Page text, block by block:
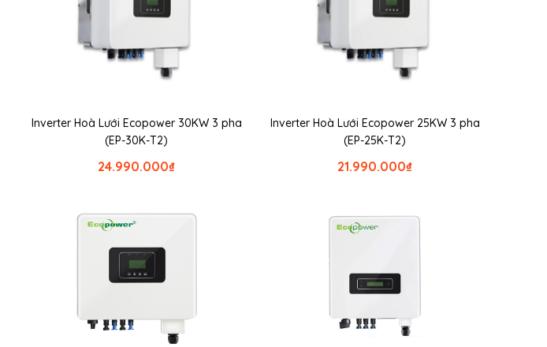
Inverter Hoà Lưới Ecopower 30KW 3 pha
(EP-30K-T2)
₫
24.990.000
Inverter Hoà Lưới Ecopower 25KW 3 pha
(EP-25K-T2)
₫
21.990.000